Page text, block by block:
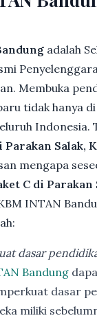
adalah
Membuka
tidak hanya
Indonesia.
Parakan Salak,
mengapa
C di Parakan
INTAN
dasar
Bandung
dasar
miliki